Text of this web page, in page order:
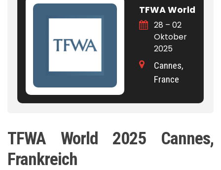
TFWA World
28 – 02
Oktober
2025
Cannes,
France
TFWA World 2025 Cannes,
Frankreich